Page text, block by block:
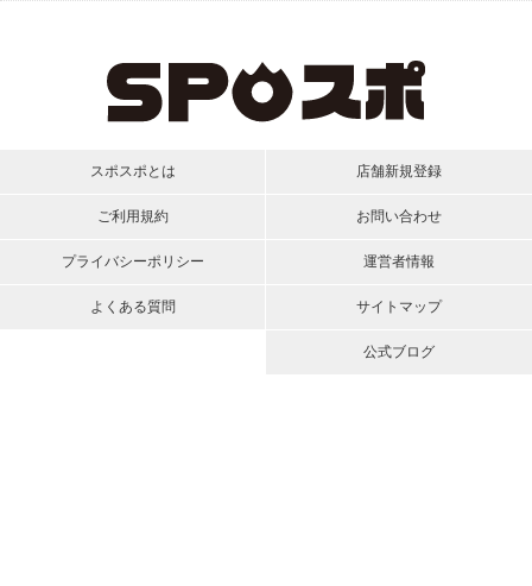
スポスポとは
ご利用規約
プライバシーポリシー
よくある質問
店舗新規登録
お問い合わせ
運営者情報
サイトマップ
公式ブログ